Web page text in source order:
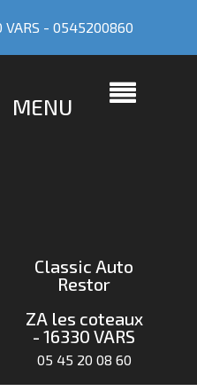
VARS -0545200860
MENU
Classic Auto
Restor
ZA les coteaux
- 16330 VARS
05 45 20 08 60